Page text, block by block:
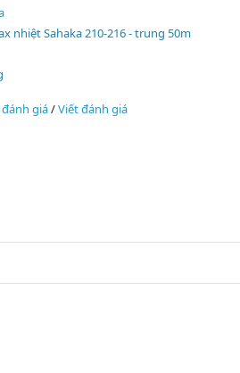
nhiệt Sahaka 210-216 - trung 50m
đánh giá/Viết đánh giá